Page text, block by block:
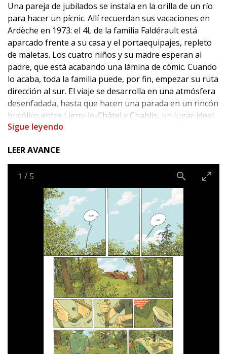
Una pareja de jubilados se instala en la orilla de un río
para hacer un pícnic. Allí recuerdan sus vacaciones en
Ardèche en 1973: el 4L de la familia Faldérault está
aparcado frente a su casa y el portaequipajes, repleto
de maletas. Los cuatro niños y su madre esperan al
padre, que está acabando una lámina de cómic. Cuando
lo acaba, toda la familia puede, por fin, empezar su ruta
dirección al sur. El viaje se desarrolla en una atmósfera
desenfadada, hasta que hacen una parada en un rincón
bucólico entre Ligny-le-Châtel y Chablis, un lugar ideal
para un pícnic. Por desgracia, una familia de holandeses
Con una visión humorística, Zidrou y Lafebre nos
relatan los desplazamientos de una familia belga en los
años setenta. Ilusiones, alegrías y decepciones
cotidianas que evocan el sabor de los helados y el olor a
bronceador. Una nostalgia que lleva aparejada, sin
embargo, cuestiones más existenciales como la pérdida
y la muerte, siempre tratadas con un optimismo
desenfadado.
Sigue leyendo
LEER AVANCE
1 / 5